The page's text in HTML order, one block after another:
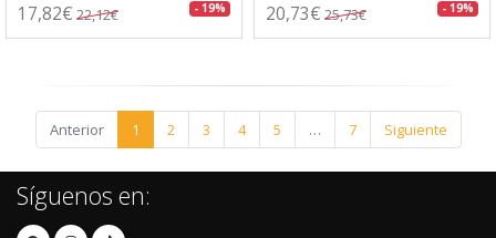
17,82€ 22,12€ - 19% 20,73€ 25,73€ - 19%
Anterior 1 2 3 4 5 … 7 Siguiente
Síguenos en: